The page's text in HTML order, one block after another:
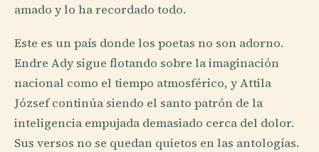
amado y lo ha recordado todo.
Este es un país donde los poetas no son adorno.
Endre Ady sigue flotando sobre la imaginación
nacional como el tiempo atmosférico, y Attila
József continúa siendo el santo patrón de la
inteligencia empujada demasiado cerca del dolor.
Sus versos no se quedan quietos en las antologías.